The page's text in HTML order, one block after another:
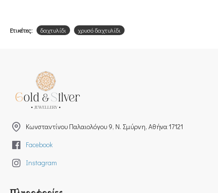
Ετικέτες: δαχτυλίδι χρυσό δαχτυλίδι
Kωνσταντίνου Παλαιολόγου 9, Ν. Σμύρνη, Αθήνα 17121
Facebook
Instagram